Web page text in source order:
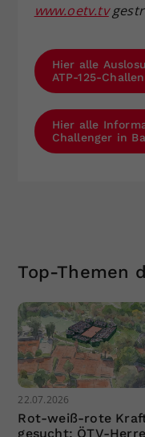
www.oetv.tv
Hier alle
ATP-125-
Hier alle
Challenger in
Top-Themen
22.07.2026
Rot-weiß-rote
gesucht: ÖTV-